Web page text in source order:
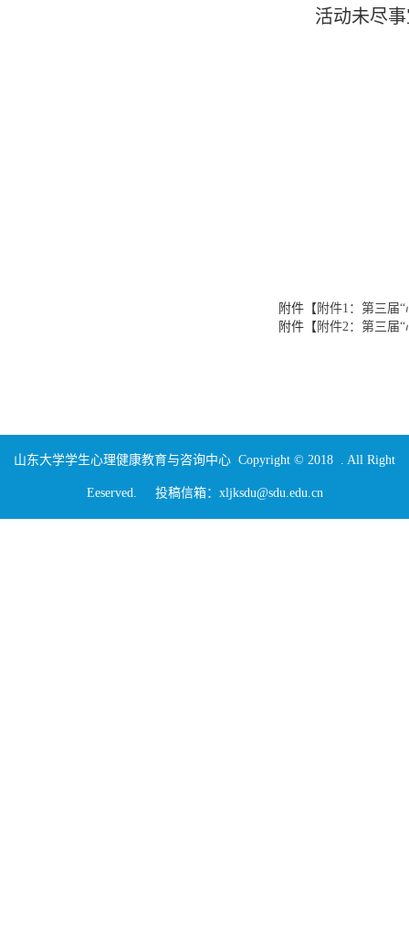
活动未尽
附件【 附件1：第三届
附件【 附件2：第三届
山东大学学生心理健康教育与咨询中心 Copyright © 2018 . All Right
Eeserved. 投稿信箱：xljksdu@sdu.edu.cn